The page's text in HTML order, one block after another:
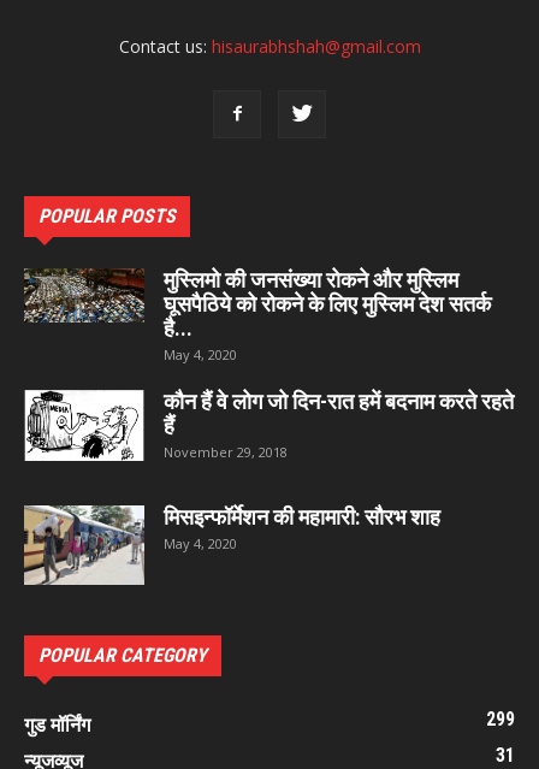
Contact us: hisaurabhshah@gmail.com
POPULAR POSTS
मुस्लिमो की जनसंख्या रोकने और मुस्लिम
घूसपैठिये को रोकने के लिए मुस्लिम देश सतर्क
है...
May 4, 2020
कौन हैं वे लोग जो दिन-रात हमें बदनाम करते रहते
हैं
November 29, 2018
मिसइन्फॉर्मेशन की महामारी: सौरभ शाह
May 4, 2020
POPULAR CATEGORY
गुड मॉर्निंग
299
न्यूजव्यूज
31